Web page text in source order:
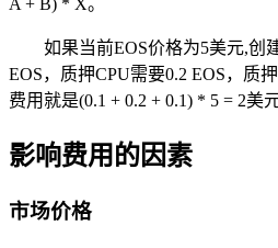
A + B) * X。
如果当前EOS价格为5美元,创
EOS，质押CPU需要0.2 EOS，质
费用就是(0.1 + 0.2 + 0.1) * 5 = 2美元
影响费用的因素
市场价格